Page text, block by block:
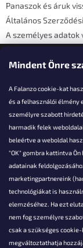
Mindent Önre
A Falanzo cookie-kat
és a felhasználói élmény
személyre szabott
harmadik felek
beleértve a weboldal
"OK" gombra kattintva
adatainak
marketingpartnereink
technológiákat is
elemzéséhez. Ha ezt
nem fog személyre
csak a szükséges
megváltoztathatja
Panaszok és áruk
Általános
A személyes
Elérhetőségi adatok
Akarsz kérdezni
info@falanzo.hu